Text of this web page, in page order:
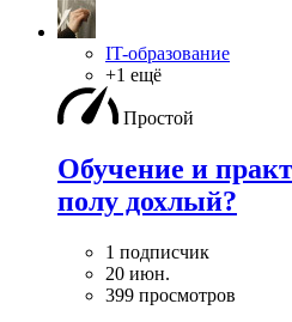
IT-образование
+1 ещё
Простой
Обучение и
полу дохлый?
1 подписчик
20 июн.
399 просмотров